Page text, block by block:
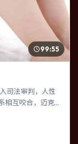
99:55
司法审判，人性
相互咬合，迈克
导演杜琪峰善于
景，增强真实